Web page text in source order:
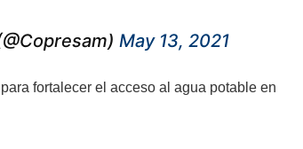
May 13, 2021
fortalecer el acceso al agua potable en